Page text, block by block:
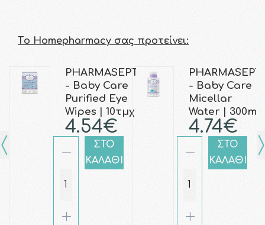
Τo Homepharmacy σας προτείνει:
PHARMASEPT
- Baby Care
Purified Eye
Wipes | 10τμχ
4.54€
ΣΤΟ
ΚΑΛΑΘΙ
PHARMASEPT
- Baby Care
Micellar
Water | 300ml
4.74€
ΣΤΟ
ΚΑΛΑΘΙ